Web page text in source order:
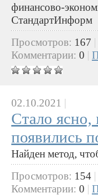
финансово-
СтандартИнформ
Просмотров: 167
Комментарии: 0
02.10.2021 |
Стало
появились
Найден метод,
Просмотров: 154 |
Комментарии: 0 |